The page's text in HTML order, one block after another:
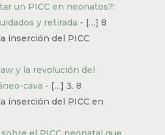
un PICC en neonatos?:
y retirada - […] 8
inserción del PICC
y la revolución del
cava - […] 3. 8
inserción del PICC en